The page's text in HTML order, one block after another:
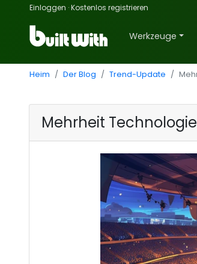
Einloggen ·Kostenlos registrieren
Werkzeuge
Heim Der Blog Trend-Update
Mehrheit Technologie